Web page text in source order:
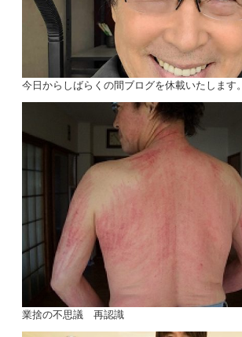
今日からしばらくの間ブログを休載いたします。
業捨の不思議 再認識